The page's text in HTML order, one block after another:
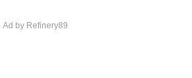
Ad by Refinery89